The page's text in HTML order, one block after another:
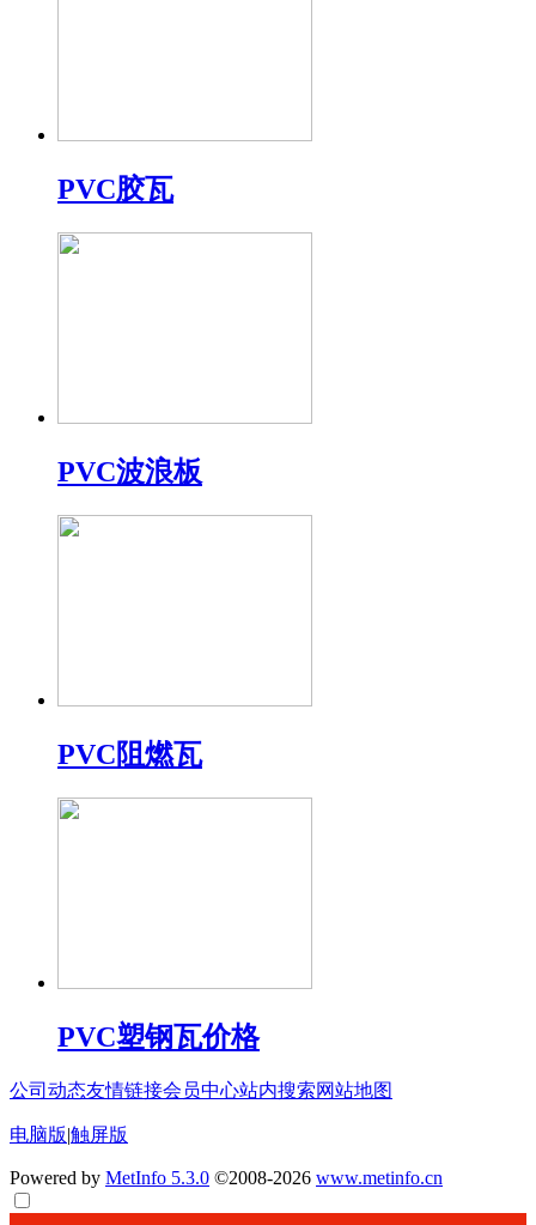
PVC胶瓦
PVC波浪板
PVC阻燃瓦
PVC塑钢瓦价格
公司动态友情链接会员中心站内搜索网站地图
电脑版 触屏版
Powered by MetInfo 5.3.0 ©2008-2026 www.metinfo.cn